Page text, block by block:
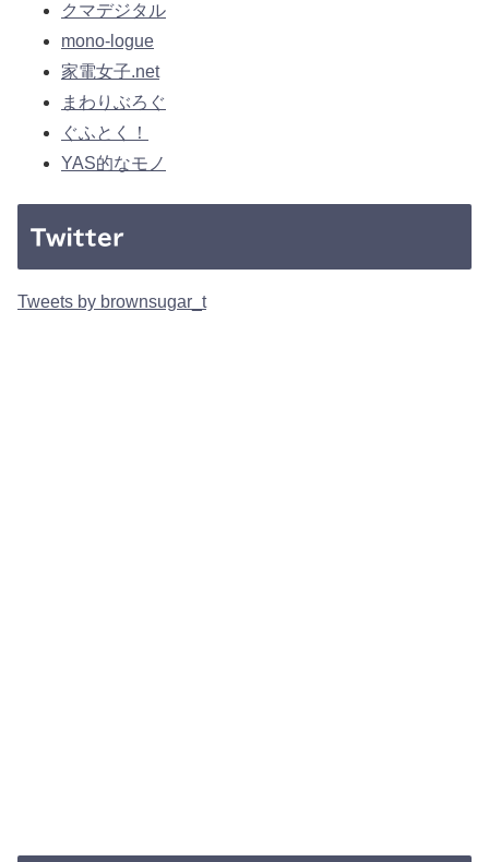
クマデジタル
mono-logue
家電女子.net
まわりぶろぐ
ぐふとく！
YAS的なモノ
Twitter
Tweets by brownsugar_t